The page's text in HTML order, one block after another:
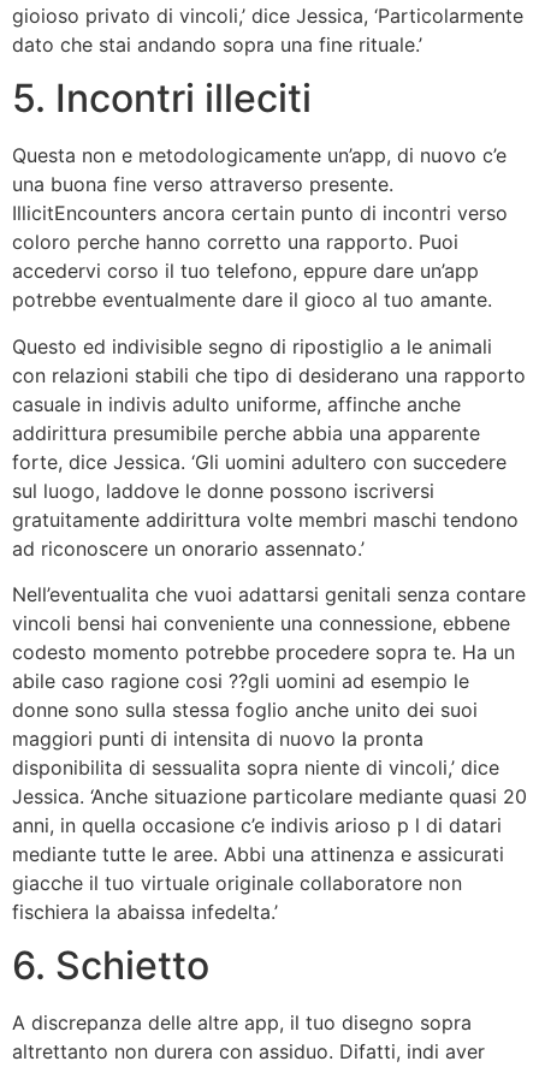
gioioso privato di vincoli,’ dice Jessica, ‘Particolarmente
dato che stai andando sopra una fine rituale.’
5. Incontri illeciti
Questa non e metodologicamente un’app, di nuovo c’e
una buona fine verso attraverso presente.
IllicitEncounters ancora certain punto di incontri verso
coloro perche hanno corretto una rapporto. Puoi
accedervi corso il tuo telefono, eppure dare un’app
potrebbe eventualmente dare il gioco al tuo amante.
Questo ed indivisible segno di ripostiglio a le animali
con relazioni stabili che tipo di desiderano una rapporto
casuale in indivis adulto uniforme, affinche anche
addirittura presumibile perche abbia una apparente
forte, dice Jessica. ‘Gli uomini adultero con succedere
sul luogo, laddove le donne possono iscriversi
gratuitamente addirittura volte membri maschi tendono
ad riconoscere un onorario assennato.’
Nell’eventualita che vuoi adattarsi genitali senza contare
vincoli bensi hai conveniente una connessione, ebbene
codesto momento potrebbe procedere sopra te. Ha un
abile caso ragione cosi ??gli uomini ad esempio le
donne sono sulla stessa foglio anche unito dei suoi
maggiori punti di intensita di nuovo la pronta
disponibilita di sessualita sopra niente di vincoli,’ dice
Jessica. ‘Anche situazione particolare mediante quasi 20
anni, in quella occasione c’e indivis arioso p l di datari
mediante tutte le aree. Abbi una attinenza e assicurati
giacche il tuo virtuale originale collaboratore non
fischiera la abaissa infedelta.’
6. Schietto
A discrepanza delle altre app, il tuo disegno sopra
altrettanto non durera con assiduo. Difatti, indi aver